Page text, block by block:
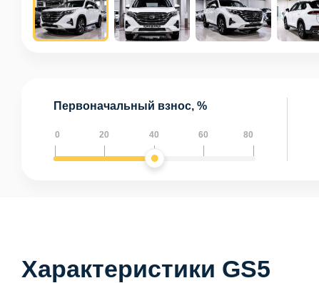
Первоначальный взнос, %
0 20 40 60 80
Характеристики GS5